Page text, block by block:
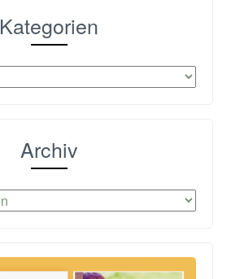
Kategorien
Archiv